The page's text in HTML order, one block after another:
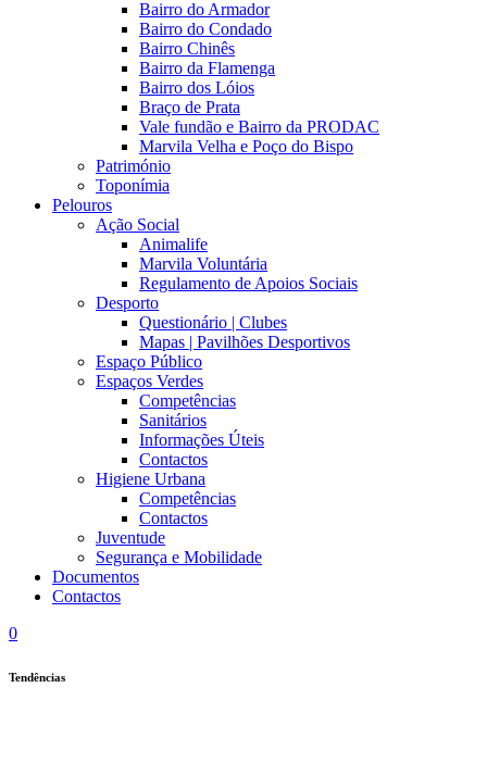
Bairro do Armador
Bairro do Condado
Bairro Chinês
Bairro da Flamenga
Bairro dos Lóios
Braço de Prata
Vale fundão e Bairro da PRODAC
Marvila Velha e Poço do Bispo
Património
Toponímia
Pelouros
Ação Social
Animalife
Marvila Voluntária
Regulamento de Apoios Sociais
Desporto
Questionário | Clubes
Mapas | Pavilhões Desportivos
Espaço Público
Espaços Verdes
Competências
Sanitários
Informações Úteis
Contactos
Higiene Urbana
Competências
Contactos
Juventude
Segurança e Mobilidade
Documentos
Contactos
0
Tendências